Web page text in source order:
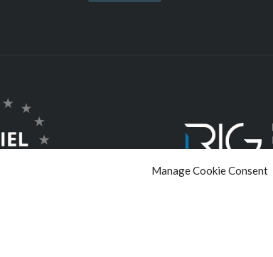
Manage Cookie Consent